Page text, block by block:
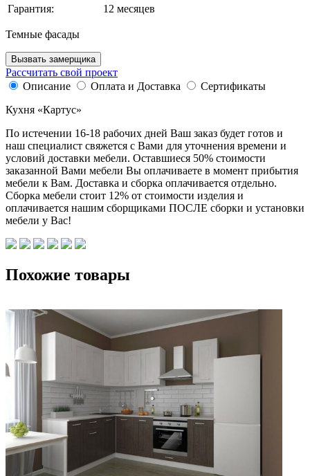
Гарантия:
12 месяцев
Темные фасады
Вызвать замерщика
Рассчитать свой проект
Описание
Оплата и Доставка
Сертификаты
Кухня «Картус»
По истечении 16-18 рабочих дней Ваш заказ будет готов и
наш специалист свяжется с Вами для уточнения времени и
условий доставки мебели. Оставшиеся 50% стоимости
заказанной Вами мебели Вы оплачиваете в момент прибытия
мебели к Вам. Доставка и сборка оплачивается отдельно.
Сборка мебели стоит 12% от стоимости изделия и
оплачивается нашим сборщиками ПОСЛЕ сборки и установки
мебели у Вас!
Похожие товары